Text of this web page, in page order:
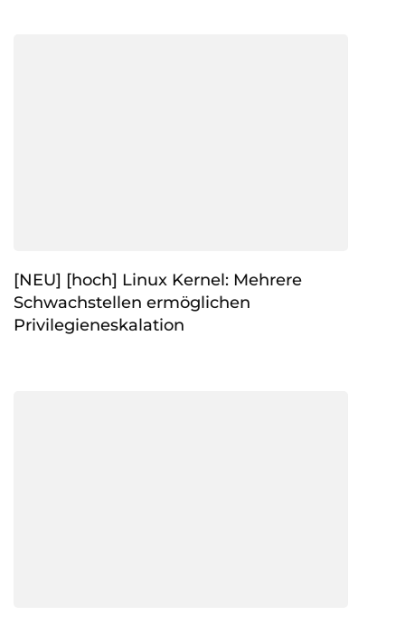
[NEU] [hoch] Linux Kernel: Mehrere
Schwachstellen ermöglichen
Privilegieneskalation